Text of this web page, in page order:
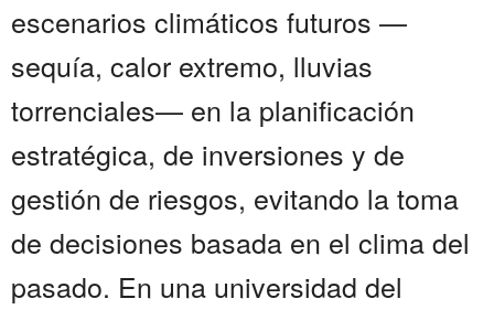
escenarios climáticos futuros —
sequía, calor extremo, lluvias
torrenciales— en la planificación
estratégica, de inversiones y de
gestión de riesgos, evitando la toma
de decisiones basada en el clima del
pasado. En una universidad del